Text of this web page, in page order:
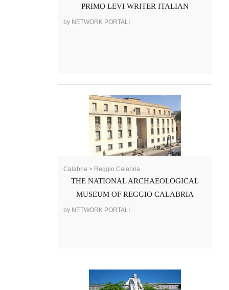
PRIMO LEVI WRITER ITALIAN
by NETWORK PORTALI
Calabria > Reggio Calabria
THE NATIONAL ARCHAEOLOGICAL
MUSEUM OF REGGIO CALABRIA
by NETWORK PORTALI